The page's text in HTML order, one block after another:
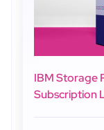
IBM Storage
Subscription